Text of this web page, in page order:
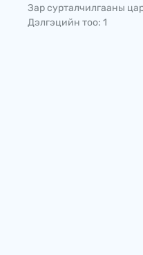
Зар сурталчилгааны
Дэлгэцийн тоо: 1